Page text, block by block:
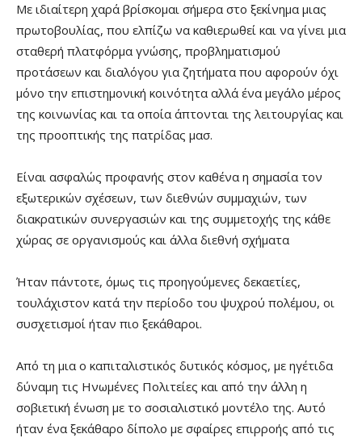
Με ιδιαίτερη χαρά βρίσκομαι σήμερα στο ξεκίνημα μιας
πρωτοβουλίας, που ελπίζω να καθιερωθεί και να γίνει μια
σταθερή πλατφόρμα γνώσης, προβληματισμού
προτάσεων και διαλόγου για ζητήματα που αφορούν όχι
μόνο την επιστημονική κοινότητα αλλά ένα μεγάλο μέρος
της κοινωνίας και τα οποία άπτονται της λειτουργίας και
της προοπτικής της πατρίδας μασ.
Είναι ασφαλώς προφανής στον καθένα η σημασία τον
εξωτερικών σχέσεων, των διεθνών συμμαχιών, των
διακρατικών συνεργασιών και της συμμετοχής της κάθε
χώρας σε οργανισμούς και άλλα διεθνή σχήματα
Ήταν πάντοτε, όμως τις προηγούμενες δεκαετίες,
τουλάχιστον κατά την περίοδο του ψυχρού πολέμου, οι
συσχετισμοί ήταν πιο ξεκάθαροι.
Από τη μια ο καπιταλιστικός δυτικός κόσμος, με ηγέτιδα
δύναμη τις Ηνωμένες Πολιτείες και από την άλλη η
σοβιετική ένωση με το σοσιαλιστικό μοντέλο της. Αυτό
ήταν ένα ξεκάθαρο δίπολο με σφαίρες επιρροής από τις